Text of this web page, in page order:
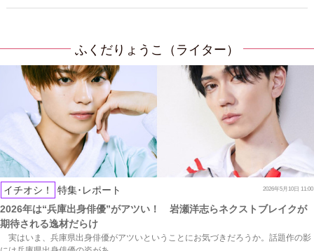
ふくだりょうこ（ライター）
イチオシ！ 特集･レポート 2026年5月10日 11:00
2026年は“兵庫出身俳優”がアツい！ 岩瀬洋志らネクストブレイクが
期待される逸材だらけ
実はいま、兵庫県出身俳優がアツいということにお気づきだろうか。話題作の影